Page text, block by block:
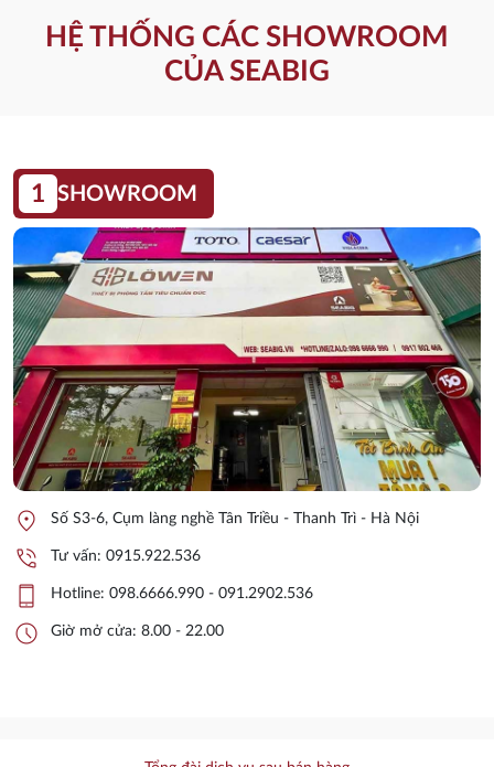
HỆ THỐNG CÁC SHOWROOM
CỦA SEABIG
1 SHOWROOM
location_on Số S3-6, Cụm làng nghề Tân Triều - Thanh Trì - Hà Nội
phone_in_talk Tư vấn: 0915.922.536
phone_iphone Hotline: 098.6666.990 - 091.2902.536
schedule Giờ mở cửa: 8.00 - 22.00